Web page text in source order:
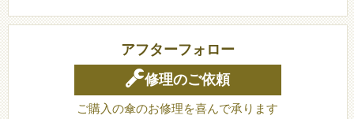
アフターフォロー
修理のご依頼
ご購入の傘のお修理を喜んで承ります